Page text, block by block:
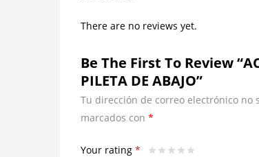
There are no reviews yet.
Be The First To Review
PILETA DE ABAJO”
Tu dirección de correo electrónico no
marcados con *
Your rating *